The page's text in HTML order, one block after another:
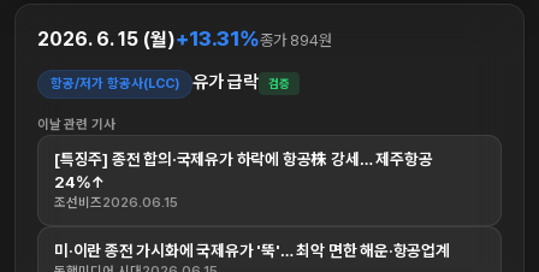
2026. 6. 15 (월)+13.31%종가 894원
항공/저가 항공사(LCC) 유가 급락 검증
이날 관련 기사
[특징주] 종전 합의·국제유가 하락에 항공株 강세… 제주항공
24%↑
조선비즈2026.06.15
미·이란 종전 가시화에 국제유가 '뚝'… 최악 면한 해운·항공업계